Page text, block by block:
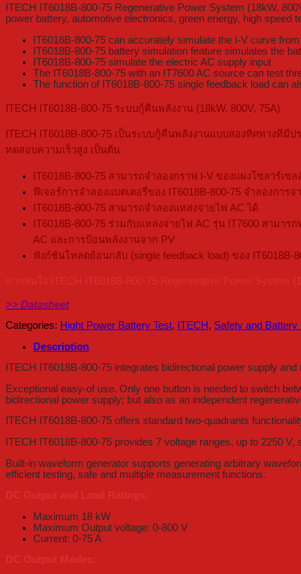
ITECH IT6018B-800-75 Regenerative Power System (18kW,
power battery, automotive electronics, green energy, high speed
IT6018B-800-75 can accurately simulate the I-V curve from
IT6018B-800-75 battery simulation feature simulates the
IT6018B-800-75 simulate the electric AC supply input
The IT6018B-800-75 with an IT7600 AC source can test
The function of IT6018B-800-75 single feedback load can
ITECH IT6018B-800-75 ระบบกู้คืนพลังงาน (18kW, 800V, 75A)
ITECH IT6018B-800-75 เป็นระบบกู้คืนพลังงานแบบสองทิศทางที่มี
ทดสอบความเร็วสูง เป็นต้น
IT6018B-800-75 สามารถจำลองกราฟ I-V ของแผงโซลาร์เซ
ฟีเจอร์การจำลองแบตเตอรี่ของ IT6018B-800-75 จำลองการ
IT6018B-800-75 สามารถจำลองแหล่งจ่ายไฟ AC ได้
IT6018B-800-75 ร่วมกับแหล่งจ่ายไฟ AC รุ่น IT7600 สามา
AC และการป้อนพลังงานจาก PV
ฟังก์ชันโหลดย้อนกลับ (single feedback load) ของ
>> Datasheet
Categories: Hight Power Battery Test, ITECH, Safety and Battery
Description
ITECH IT6018B-800-75 integrates bidirectional power supply
Exceptional easy-of use. Only one button is needed to switch
bidirectional power supply; but also as an independent
ITECH IT6018B-800-75 offers standard two-quadrants
ITECH IT6018B-800-75 provides 7 voltage ranges, up to 2250
Built-in waveform generator supports generating arbitrary
efficient testing, safe and multiple measurement functions.
Maximum 18 kW
Maximum Output voltage: 0-800 V
Current: 0-75 A